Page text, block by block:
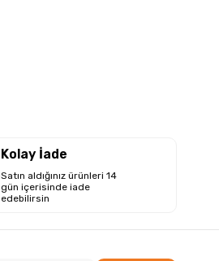
Kolay İade
Satın aldığınız ürünleri 14
gün içerisinde iade
edebilirsin